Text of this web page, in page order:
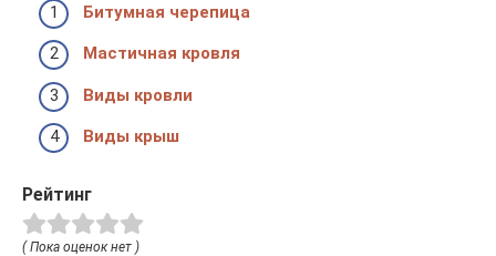
Битумная черепица
Мастичная кровля
Виды кровли
Виды крыш
Рейтинг
( Пока оценок нет )